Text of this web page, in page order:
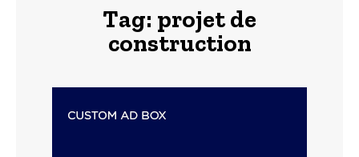
Tag: projet de
construction